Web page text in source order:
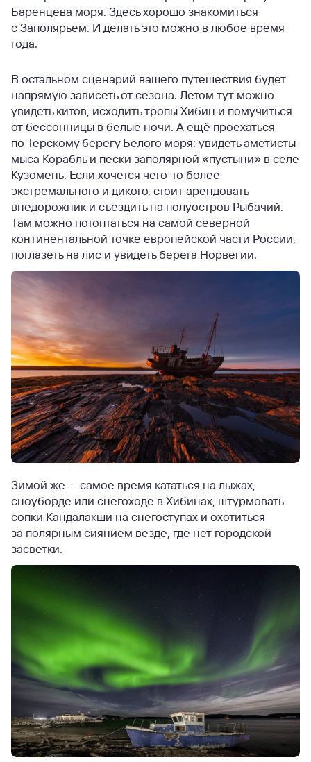
Баренцева моря. Здесь хорошо знакомиться
с Заполярьем. И делать это можно в любое время
года.
В остальном сценарий вашего путешествия будет
напрямую зависеть от сезона. Летом тут можно
увидеть китов, исходить тропы Хибин и помучиться
от бессонницы в белые ночи. А ещё проехаться
по Терскому берегу Белого моря: увидеть аметисты
мыса Корабль и пески заполярной «пустыни» в селе
Кузомень. Если хочется чего-то более
экстремального и дикого, стоит арендовать
внедорожник и съездить на полуостров Рыбачий.
Там можно потоптаться на самой северной
континентальной точке европейской части России,
поглазеть на лис и увидеть берега Норвегии.
Зимой же — самое время кататься на лыжах,
сноуборде или снегоходе в Хибинах, штурмовать
сопки Кандалакши на снегоступах и охотиться
за полярным сиянием везде, где нет городской
засветки.